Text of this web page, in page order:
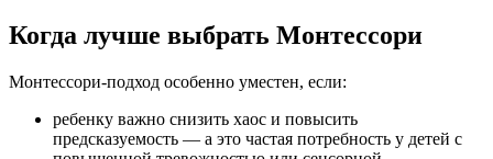
Когда лучше выбрать Монтессори
Монтессори-подход особенно уместен, если:
ребенку важно снизить хаос и повысить
предсказуемость — а это частая потребность у детей с